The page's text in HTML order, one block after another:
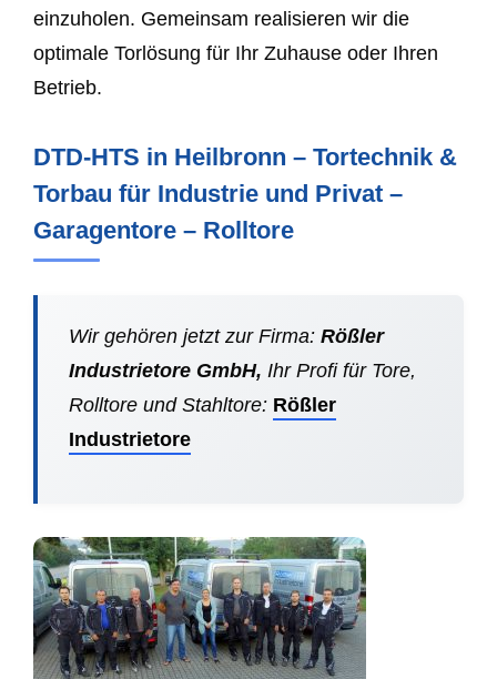
einzuholen. Gemeinsam realisieren wir die
optimale Torlösung für Ihr Zuhause oder Ihren
Betrieb.
DTD-HTS in Heilbronn – Tortechnik &
Torbau für Industrie und Privat –
Garagentore – Rolltore
Wir gehören jetzt zur Firma: Rößler
Industrietore GmbH, Ihr Profi für Tore,
Rolltore und Stahltore: Rößler
Industrietore